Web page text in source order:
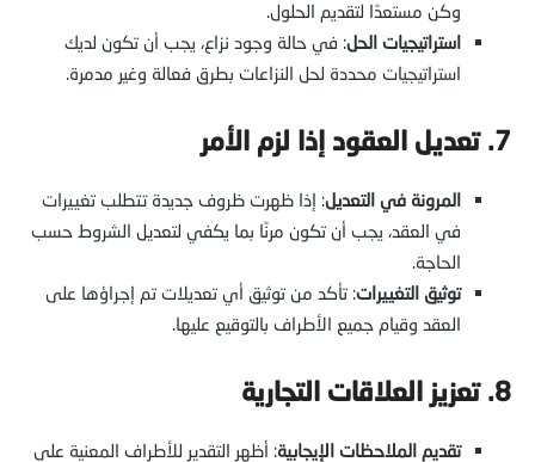
وكن مستعدًا لتقديم الحلول.
استراتيجيات الحل: في حالة وجود نزاع، يجب أن تكون لديك
استراتيجيات محددة لحل النزاعات بطرق فعالة وغير مدمرة.
7. تعديل العقود إذا لزم الأمر
المرونة في التعديل: إذا ظهرت ظروف جديدة تتطلب تغييرات
في العقد، يجب أن تكون مرنًا بما يكفي لتعديل الشروط حسب
الحاجة.
توثيق التغييرات: تأكد من توثيق أي تعديلات تم إجراؤها على
العقد وقيام جميع الأطراف بالتوقيع عليها.
8. تعزيز العلاقات التجارية
تقديم الملاحظات الإيجابية: أظهر التقدير للأطراف المعنية على